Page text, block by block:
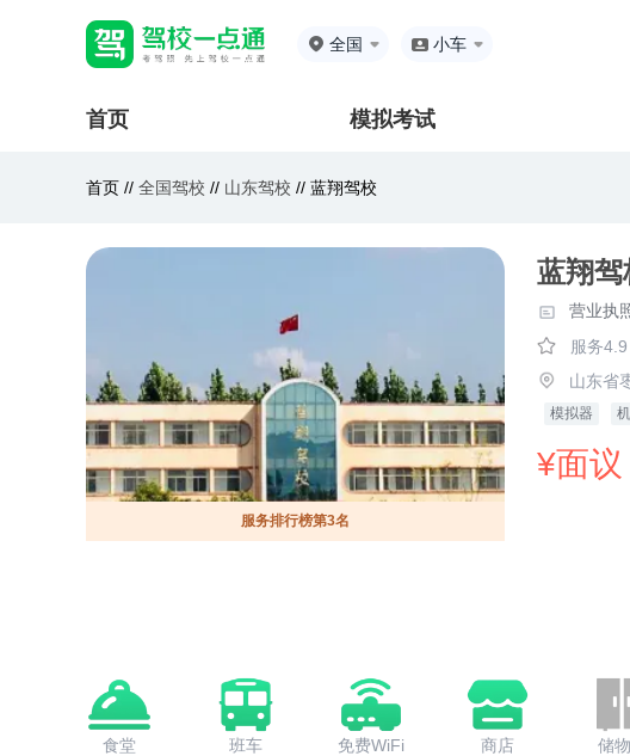
全国 小车
首页 模拟考试
首页 // 全国驾校 // 山东驾校 // 蓝翔驾校
服务排行榜第3名
蓝翔驾
营业执
服务4.9
山东省
模拟器
¥面议
食堂 班车 免费WiFi 商店 储